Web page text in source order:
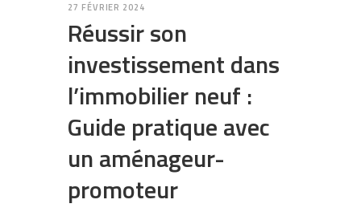
27 FÉVRIER 2024
Réussir son
investissement dans
l’immobilier neuf :
Guide pratique avec
un aménageur-
promoteur